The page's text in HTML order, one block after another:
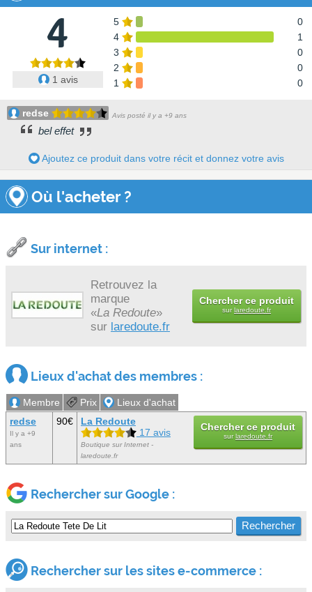
4
1 avis
5
0
4
1
3
0
2
0
1
0
redse Avis posté il y a +9 ans
bel effet
Ajoutez ce produit dans votre récit et donnez votre avis
Où l'acheter ?
Sur internet :
Retrouvez la
marque
«La Redoute»
sur laredoute.fr
Chercher ce produit
surlaredoute.fr
Lieux d'achat des membres :
Membre Prix
Lieux d'achat
redse
Il y a +9
ans
90€
La Redoute
17 avis
Boutique sur Internet -
laredoute.fr
Chercher ce produit
surlaredoute.fr
Rechercher sur Google :
Rechercher sur les sites e-commerce :